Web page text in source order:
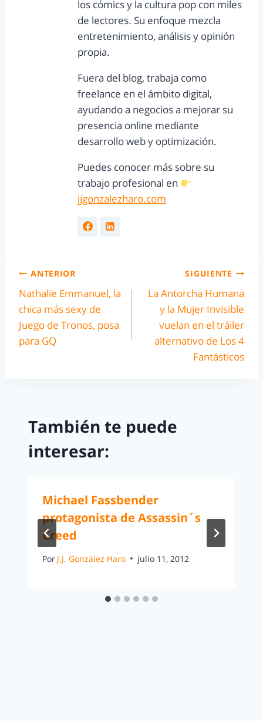
los cómics y la cultura pop con miles
de lectores. Su enfoque mezcla
entretenimiento, análisis y opinión
propia.
Fuera del blog, trabaja como
freelance en el ámbito digital,
ayudando a negocios a mejorar su
presencia online mediante
desarrollo web y optimización.
Puedes conocer más sobre su
trabajo profesional en
jjgonzalezharo.com
ANTERIOR
Nathalie Emmanuel, la
chica más sexy de
Juego de Tronos, posa
para GQ
SIGUIENTE
La Antorcha Humana
y la Mujer Invisible
vuelan en el tráiler
alternativo de Los 4
Fantásticos
También te puede
interesar:
Michael Fassbender
protagonista de Assassin´s
Creed
Por J.J. González Haro julio 11, 2012